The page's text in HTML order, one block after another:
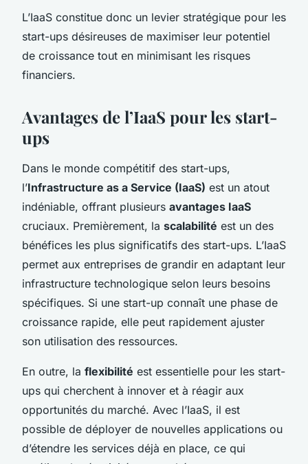
L’IaaS constitue donc un levier stratégique pour les
start-ups désireuses de maximiser leur potentiel
de croissance tout en minimisant les risques
financiers.
Avantages de l’IaaS pour les start-
ups
Dans le monde compétitif des start-ups,
l’Infrastructure as a Service (IaaS) est un atout
indéniable, offrant plusieurs avantages IaaS
cruciaux. Premièrement, la scalabilité est un des
bénéfices les plus significatifs des start-ups. L’IaaS
permet aux entreprises de grandir en adaptant leur
infrastructure technologique selon leurs besoins
spécifiques. Si une start-up connaît une phase de
croissance rapide, elle peut rapidement ajuster
son utilisation des ressources.
En outre, la flexibilité est essentielle pour les start-
ups qui cherchent à innover et à réagir aux
opportunités du marché. Avec l’IaaS, il est
possible de déployer de nouvelles applications ou
d’étendre les services déjà en place, ce qui